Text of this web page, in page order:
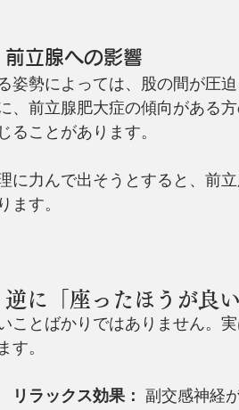
立腺への影響
姿勢によっては、股の間が圧迫
、前立腺肥大症の傾向がある
ることがあります。
に力んで出そうとすると、前
ます。
逆に「座ったほうが良
ことばかりではありません。
す。
リラックス効果： 副交感神経